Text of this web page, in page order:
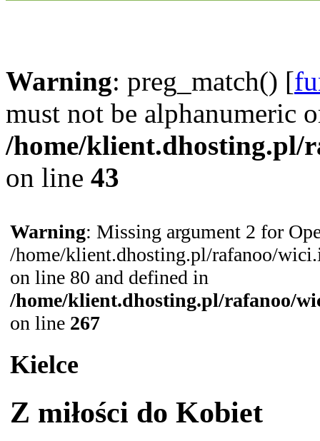
Warning: preg_match() [
must not be alphanumeric
/home/klient.dhosting.pl/
on line 43
Warning: Missing argument 2 for
/home/klient.dhosting.pl/rafanoo/
on line 80 and defined in
/home/klient.dhosting.pl/rafanoo/
on line 267
Kielce
Z miłości do Kobiet